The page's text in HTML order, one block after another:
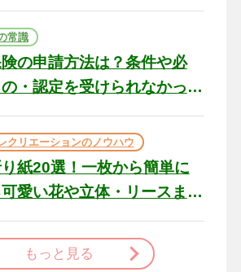
ト
常識
の申請方法は？条件や必
・認定を受けられなかっ
クリエーションのノウハウ
紙20選！一枚から簡単に
愛い花や立体・リースま
もっと見る